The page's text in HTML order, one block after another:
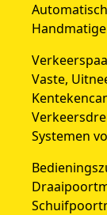
Vaste,
Systemen